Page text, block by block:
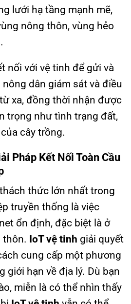
lưới hạ tầng mạnh mẽ,
nông thôn, vùng hẻo
nối với vệ tinh để gửi và
dân giám sát và điều
xa, đồng thời nhận được
trọng như tình trạng đất,
cây trồng.
Pháp Kết Nối Toàn Cầu
thức lớn nhất trong
truyền thống là việc
ổn định, đặc biệt là ở
thôn. IoT vệ tinh giải quyết
cung cấp một phương
giới hạn về địa lý. Dù bạn
miễn là có thể nhìn thấy